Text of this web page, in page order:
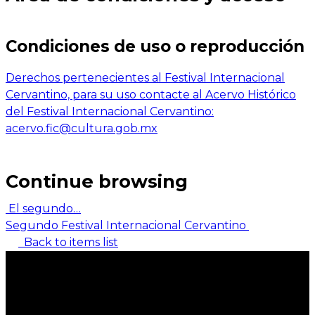
Condiciones de uso o reproducción
Derechos pertenecientes al Festival Internacional
Cervantino, para su uso contacte al Acervo Histórico
del Festival Internacional Cervantino:
acervo.fic@cultura.gob.mx
Continue browsing
El segundo…
Segundo Festival Internacional Cervantino
Back to items list